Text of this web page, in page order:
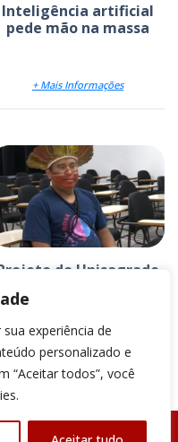
experiência de
personalizado e
“Aceitar todos”, você
Inteligência artificial
pede mão na massa
+ Mais Informações
do Unisagrado
documentário
+ Mais Informações